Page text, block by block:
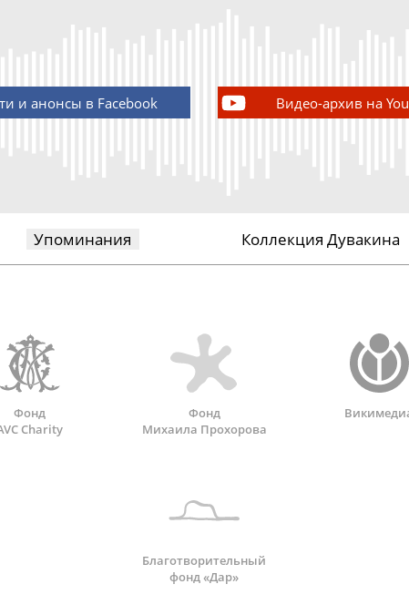
и анонсы в Facebook Видео-архив на
Упоминания Коллекция Дувакина
Фонд
Charity
Фонд
Михаила Прохорова
Благотворительный
фонд «Дар»